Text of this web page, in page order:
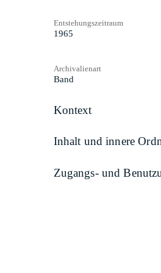
Entstehungszeitraum
1965
Archivalienart
Band
Kontext
Inhalt und innere
Zugangs- und